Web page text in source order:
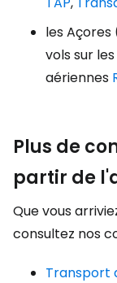
les
vols sur
aériennes
Plus de
partir de
Que vous
consultez nos
Transport